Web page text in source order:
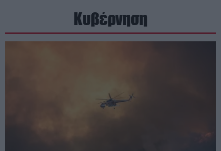
Κυβέρνηση